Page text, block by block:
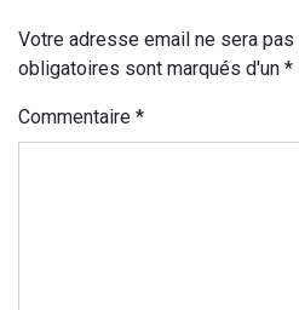
Votre adresse email ne sera
obligatoires sont marqués d'un *
Commentaire *